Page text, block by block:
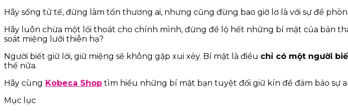
Hãy sống tử tế, đừng làm tổn thương ai, nhưng cũng đừng bao giờ lơ là với sự đề
Hãy luôn chừa một lối thoát cho chính mình, đừng để lộ hết những bí mật của bản
soát miệng lưỡi thiên hạ?
Người biết giữ lời, giữ miệng sẽ không gặp xui xẻy. Bí mật là điều chỉ có một người
thế nữa.
Hãy cùng Kobeca Shop tìm hiểu những bí mật bạn tuyệt đối giữ kín để đảm bảo sự
Mục lục